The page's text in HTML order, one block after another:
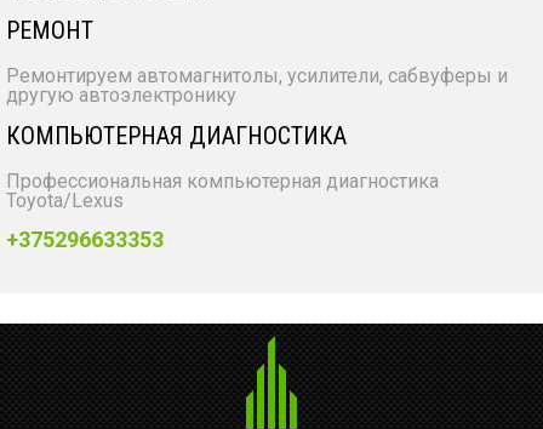
РЕМОНТ
Ремонтируем автомагнитолы, усилители, сабвуферы и
другую автоэлектронику
КОМПЬЮТЕРНАЯ ДИАГНОСТИКА
Профессиональная компьютерная диагностика
Toyota/Lexus
+375296633353